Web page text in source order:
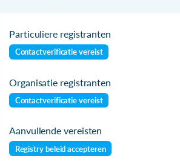
Particuliere registranten
Contactverificatie vereist
Organisatie registranten
Contactverificatie vereist
Aanvullende vereisten
Registry beleid accepteren